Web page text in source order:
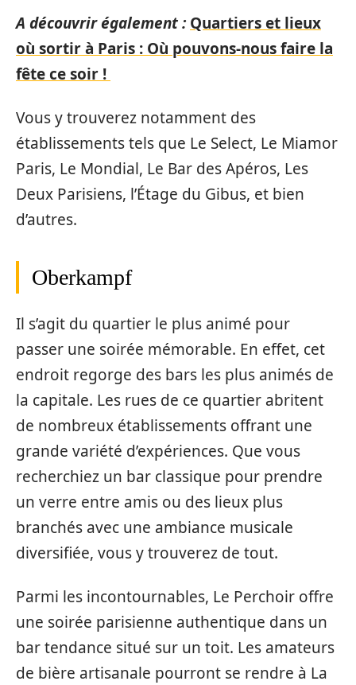
A découvrir également : Quartiers et lieux
où sortir à Paris : Où pouvons-nous faire la
fête ce soir !
Vous y trouverez notamment des
établissements tels que Le Select, Le Miamor
Paris, Le Mondial, Le Bar des Apéros, Les
Deux Parisiens, l’Étage du Gibus, et bien
d’autres.
Oberkampf
Il s’agit du quartier le plus animé pour
passer une soirée mémorable. En effet, cet
endroit regorge des bars les plus animés de
la capitale. Les rues de ce quartier abritent
de nombreux établissements offrant une
grande variété d’expériences. Que vous
recherchiez un bar classique pour prendre
un verre entre amis ou des lieux plus
branchés avec une ambiance musicale
diversifiée, vous y trouverez de tout.
Parmi les incontournables, Le Perchoir offre
une soirée parisienne authentique dans un
bar tendance situé sur un toit. Les amateurs
de bière artisanale pourront se rendre à La